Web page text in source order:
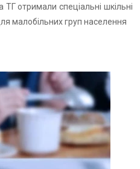
ТГ отримали спеціальні шкільні
малобільних груп населення